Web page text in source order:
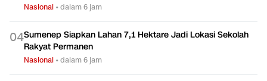
Nasional •dalam 6 jam
04Sumenep Siapkan Lahan 7,1 Hektare Jadi Lokasi Sekolah
Rakyat Permanen
Nasional •dalam 6 jam